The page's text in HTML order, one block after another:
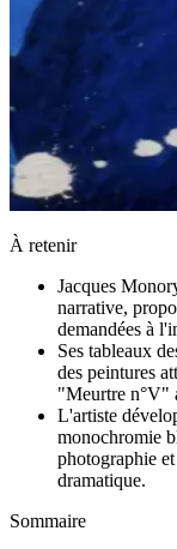
À retenir
Jacques
narrative,
demandées à
Ses tableaux
des peintures
"Meurtre n°V"
L'artiste
monochromie
photographie
dramatique.
Sommaire